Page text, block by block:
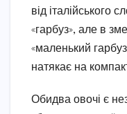
від італійського
«гарбуз», але в
«маленький
натякає на
Обидва овочі є